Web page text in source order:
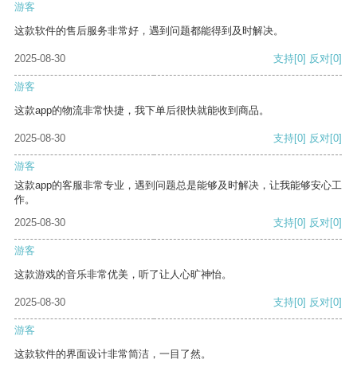
游客
这款软件的售后服务非常好，遇到问题都能得到及时解决。
2025-08-30 支持[0] 反对[0]
游客
这款app的物流非常快捷，我下单后很快就能收到商品。
2025-08-30 支持[0] 反对[0]
游客
这款app的客服非常专业，遇到问题总是能够及时解决，让我能够安心工
作。
2025-08-30
支持[0] 反对[0]
游客
这款游戏的音乐非常优美，听了让人心旷神怡。
2025-08-30 支持[0] 反对[0]
游客
这款软件的界面设计非常简洁，一目了然。